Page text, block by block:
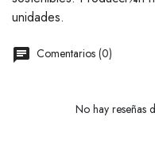
unidades.
Comentarios (0)
No hay reseñas